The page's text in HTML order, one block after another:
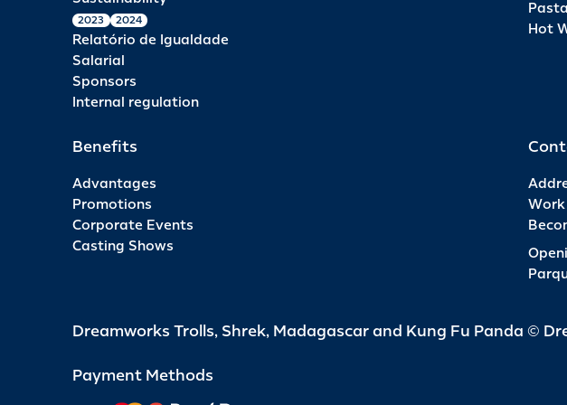
2023 2024
Relatório de Igualdade
Salarial
Sponsors
Internal regulation
Hot
Benefits
Advantages
Promotions
Corporate Events
Casting Shows
Dreamworks Trolls, Shrek, Madagascar and Kung Fu Panda ©
Payment Methods